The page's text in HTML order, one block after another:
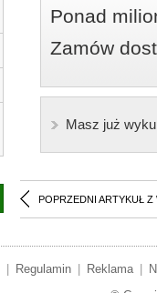
Ponad
Zamów
Masz już
POPRZEDNI ARTYKUŁ Z
Regulamin Reklama